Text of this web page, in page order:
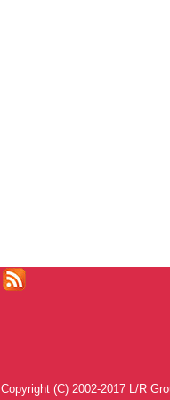
Copyright (C) 2002-2017 L/R